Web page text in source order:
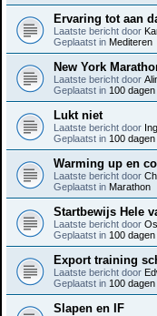
Ervaring tot aan
Laatste bericht door
Geplaatst in Mediteren
New York
Laatste bericht door
Geplaatst in 100 dagen
Lukt niet
Laatste bericht door
Geplaatst in 100 dagen
Warming up en
Laatste bericht door
Geplaatst in Marathon
Startbewijs Hele
Laatste bericht door
Geplaatst in 100 dagen
Export training
Laatste bericht door
Geplaatst in 100 dagen
Slapen en IF